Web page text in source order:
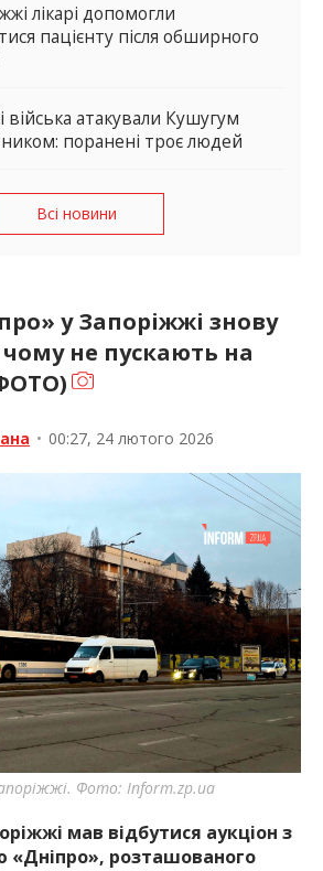
лікарі допомогли
пацієнту після обширного
війська атакували Кушугум
поранені троє людей
Всі новини
у Запоріжжі знову
не пускають на
• 00:27, 24 лютого 2026
Фото: Inform.zp.ua
мав відбутися аукціон з
«Дніпро», розташованого